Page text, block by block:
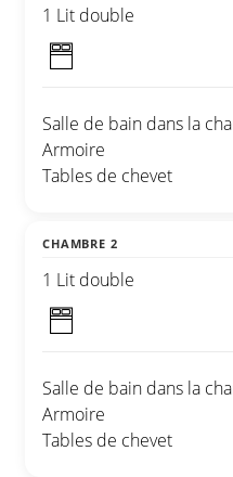
1 Lit double
Salle de bain dans la
Armoire
Tables de chevet
CHAMBRE 2
1 Lit double
Salle de bain dans la
Armoire
Tables de chevet